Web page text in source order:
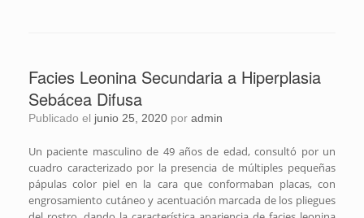
Facies Leonina Secundaria a Hiperplasia
Sebácea Difusa
Publicado el junio 25, 2020 por admin
Un paciente masculino de 49 años de edad, consultó por un
cuadro caracterizado por la presencia de múltiples pequeñas
pápulas color piel en la cara que conformaban placas, con
engrosamiento cutáneo y acentuación marcada de los pliegues